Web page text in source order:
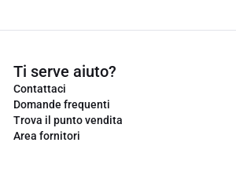
Ti serve aiuto?
Contattaci
Domande frequenti
Trova il punto vendita
Area fornitori